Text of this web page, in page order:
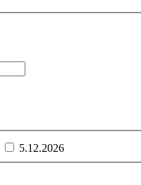
5.12.2026